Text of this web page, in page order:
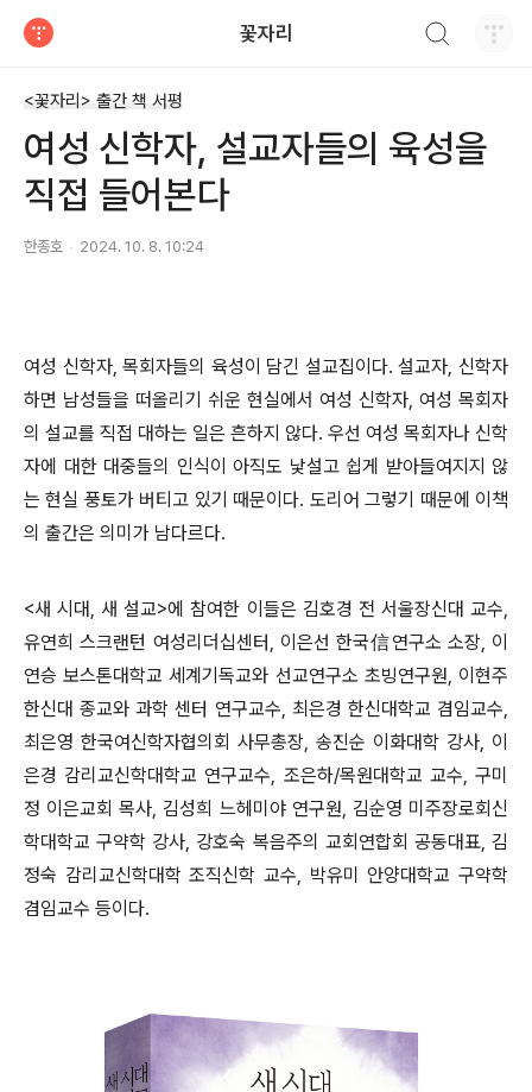
꽃자리
<꽃자리> 출간 책 서평
여성 신학자, 설교자들의 육성을
직접 들어본다
한종호 2024. 10. 8. 10:24
여성 신학자,목회자들의 육성이 담긴 설교집이다.설교자,신학자
하면 남성들을 떠올리기 쉬운 현실에서 여성 신학자, 여성 목회자
의 설교를 직접 대하는 일은 흔하지 않다. 우선 여성 목회자나 신학
자에 대한 대중들의 인식이 아직도 낯설고 쉽게 받아들여지지 않
는 현실 풍토가 버티고 있기 때문이다. 도리어 그렇기 때문에 이책
의 출간은 의미가 남다르다.
<새 시대,새 설교>에 참여한 이들은 김호경 전 서울장신대 교수,
유연희 스크랜턴 여성리더십센터, 이은선 한국信연구소 소장, 이
연승 보스톤대학교 세계기독교와 선교연구소 초빙연구원, 이현주
한신대 종교와 과학 센터 연구교수, 최은경 한신대학교 겸임교수,
최은영 한국여신학자협의회 사무총장, 송진순 이화대학 강사, 이
은경 감리교신학대학교 연구교수, 조은하/목원대학교 교수,구미
정 이은교회 목사, 김성희 느헤미야 연구원, 김순영 미주장로회신
학대학교 구약학 강사, 강호숙 복음주의 교회연합회 공동대표, 김
정숙 감리교신학대학 조직신학 교수, 박유미 안양대학교 구약학
겸임교수 등이다.